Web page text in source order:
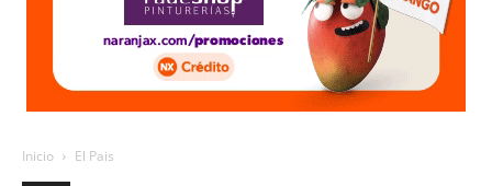
Inicio El Pais